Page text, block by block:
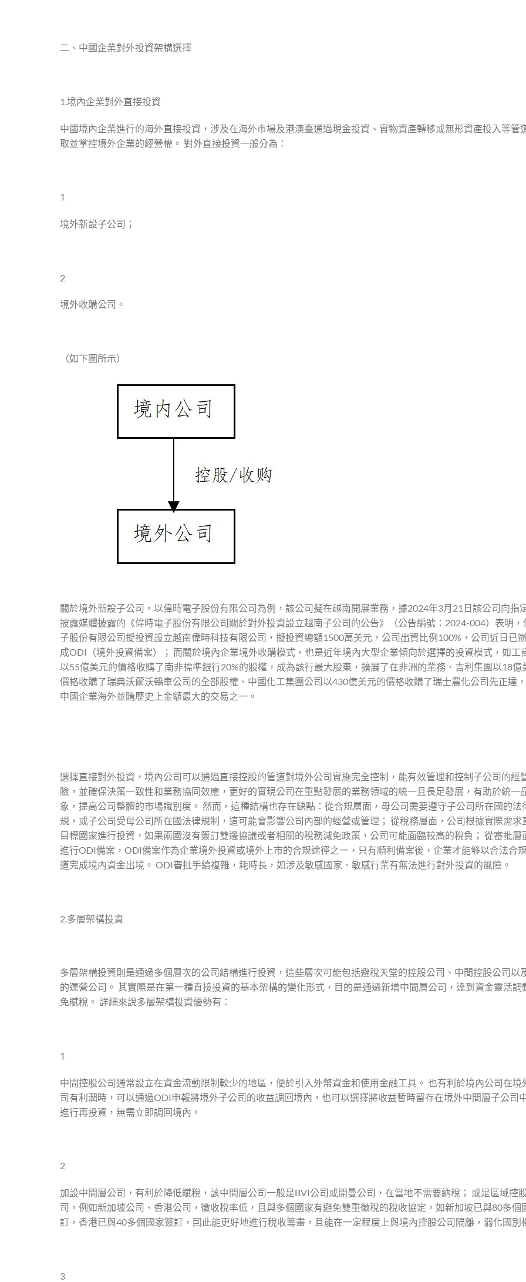
二、中國企業對外投資架構選擇
1.境內企業對外直接投資
中國境內企業進行的海外直接投資，涉及在海外市場及港澳臺通過現金投資、實物資產轉移或無形資產投入等管
取並掌控境外企業的經營權。 對外直接投資一般分為：
1
境外新設子公司；
2
境外收購公司。
（如下圖所示）
關於境外新設子公司，以偉時電子股份有限公司為例，該公司擬在越南開展業務，據2024年3月21日該公司向指
披露媒體披露的《偉時電子股份有限公司關於對外投資設立越南子公司的公告》（公告編號：2024-004）表明，
子股份有限公司擬投資設立越南偉時科技有限公司，擬投資總額1500萬美元，公司出資比例100%，公司近日已
成ODI（境外投資備案）； 而關於境內企業境外收購模式，也是近年境內大型企業傾向於選擇的投資模式，如工
以55億美元的價格收購了南非標準銀行20%的股權，成為該行最大股東，擴展了在非洲的業務、吉利集團以18億
價格收購了瑞典沃爾沃轎車公司的全部股權、中國化工集團公司以430億美元的價格收購了瑞士農化公司先正達
中國企業海外並購歷史上金額最大的交易之一。
選擇直接對外投資，境內公司可以通過直接控股的管道對境外公司實施完全控制，能有效管理和控制子公司的經
險，並確保決策一致性和業務協同效應，更好的實現公司在重點發展的業務領域的統一且長足發展，有助於統一
象，提高公司整體的市場識別度。 然而，這種結構也存在缺點：從合規層面，母公司需要遵守子公司所在國的法
規，或子公司受母公司所在國法律規制，這可能會影響公司內部的經營或管理； 從稅務層面，公司根據實際需求
目標國家進行投資，如果兩國沒有簽訂雙邊協議或者相關的稅務減免政策，公司可能面臨較高的稅負； 從審批層
進行ODI備案，ODI備案作為企業境外投資或境外上市的合規途徑之一，只有順利備案後，企業才能够以合法合
道完成境內資金出境。 ODI審批手續複雜，耗時長，如涉及敏感國家、敏感行業有無法進行對外投資的風險。
2.多層架構投資
多層架構投資則是通過多個層次的公司結構進行投資，這些層次可能包括避稅天堂的控股公司、中間控股公司以
的運營公司。 其實際是在第一種直接投資的基本架構的變化形式，目的是通過新增中間層公司，達到資金靈活調
免賦稅。 詳細來說多層架構投資優勢有：
1
中間控股公司通常設立在資金流動限制較少的地區，便於引入外幣資金和使用金融工具。 也有利於境內公司在境
司有利潤時，可以通過ODI申報將境外子公司的收益調回境內，也可以選擇將收益暫時留存在境外中間層子公司
進行再投資，無需立即調回境內。
2
加設中間層公司，有利於降低賦稅，該中間層公司一般是BVI公司或開曼公司，在當地不需要納稅； 或是區域控
司，例如新加坡公司、香港公司，徵收稅率低，且與多個國家有避免雙重徵稅的稅收協定，如新加坡已與80多個
訂，香港已與40多個國家簽訂，囙此能更好地進行稅收籌畫，且能在一定程度上與境內控股公司隔離，弱化國別
3